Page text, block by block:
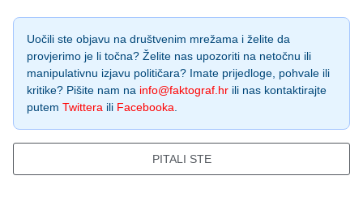
Uočili ste objavu na društvenim mrežama i želite da
provjerimo je li točna? Želite nas upozoriti na netočnu ili
manipulativnu izjavu političara? Imate prijedloge, pohvale ili
kritike? Pišite nam na info@faktograf.hr ili nas kontaktirajte
putem Twittera ili Facebooka
PITALI STE